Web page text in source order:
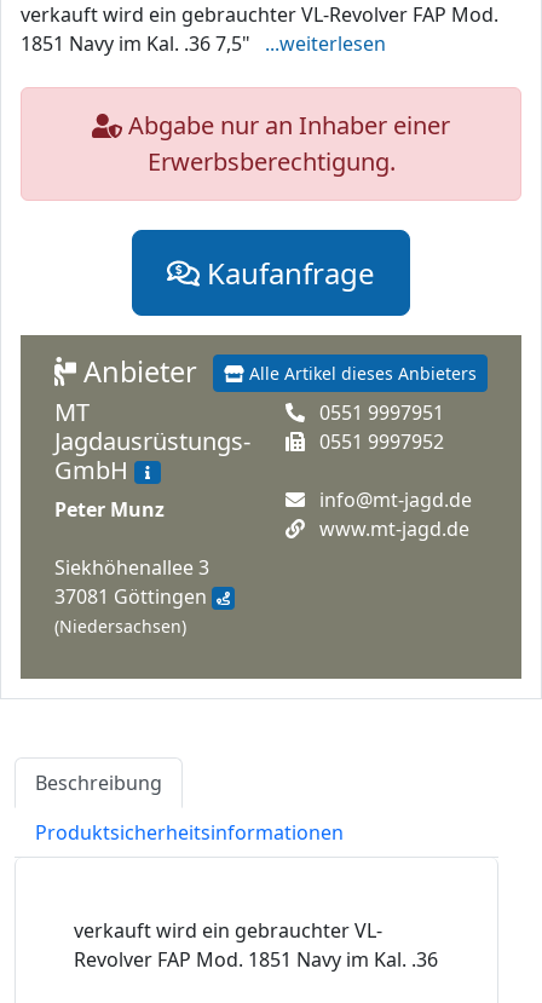
verkauft wird ein gebrauchter VL-Revolver FAP Mod.
1851 Navy im Kal. .36 7,5" ...weiterlesen
Abgabe nur an Inhaber einer
Erwerbsberechtigung.
Kaufanfrage
Alle Artikel dieses Anbieters
Anbieter
MT
Jagdausrüstungs-
GmbH
Peter Munz
Siekhöhenallee 3
37081 Göttingen
(Niedersachsen)
0551 9997951
0551 9997952
info@mt-jagd.de
www.mt-jagd.de
Beschreibung
Produktsicherheitsinformationen
verkauft wird ein gebrauchter VL-
Revolver FAP Mod. 1851 Navy im Kal. .36